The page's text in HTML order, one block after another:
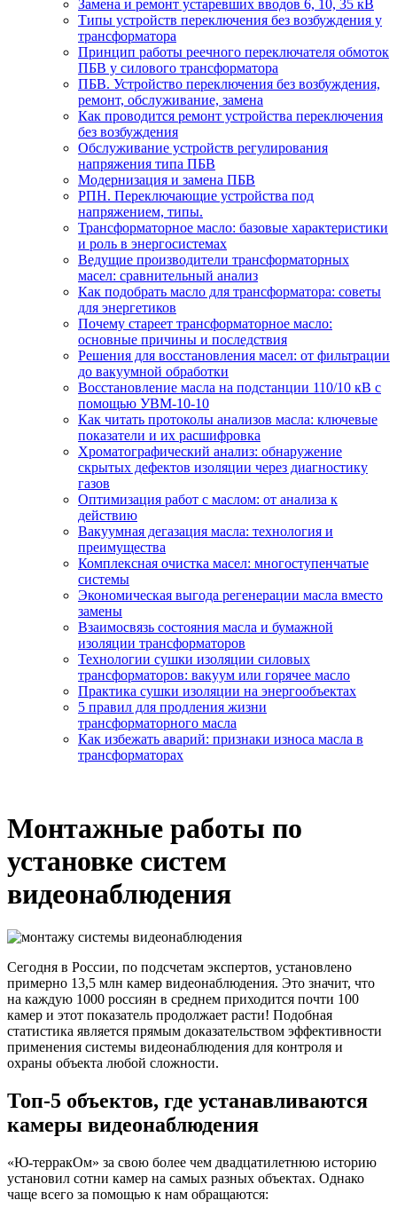
Замена и ремонт устаревших вводов 6, 10, 35 кВ
Типы устройств переключения без возбуждения у
трансформатора
Принцип работы реечного переключателя обмоток
ПБВ у силового трансформатора
ПБВ. Устройство переключения без возбуждения,
ремонт, обслуживание, замена
Как проводится ремонт устройства переключения
без возбуждения
Обслуживание устройств регулирования
напряжения типа ПБВ
Модернизация и замена ПБВ
РПН. Переключающие устройства под
напряжением, типы.
Трансформаторное масло: базовые характеристики
и роль в энергосистемах
Ведущие производители трансформаторных
масел: сравнительный анализ
Как подобрать масло для трансформатора: советы
для энергетиков
Почему стареет трансформаторное масло:
основные причины и последствия
Решения для восстановления масел: от фильтрации
до вакуумной обработки
Восстановление масла на подстанции 110/10 кВ с
помощью УВМ-10-10
Как читать протоколы анализов масла: ключевые
показатели и их расшифровка
Хроматографический анализ: обнаружение
скрытых дефектов изоляции через диагностику
газов
Оптимизация работ с маслом: от анализа к
действию
Вакуумная дегазация масла: технология и
преимущества
Комплексная очистка масел: многоступенчатые
системы
Экономическая выгода регенерации масла вместо
замены
Взаимосвязь состояния масла и бумажной
изоляции трансформаторов
Технологии сушки изоляции силовых
трансформаторов: вакуум или горячее масло
Практика сушки изоляции на энергообъектах
5 правил для продления жизни
трансформаторного масла
Как избежать аварий: признаки износа масла в
трансформаторах
Монтажные работы по
установке систем
видеонаблюдения
Сегодня в России, по подсчетам экспертов, установлено
примерно 13,5 млн камер видеонаблюдения. Это значит, что
на каждую 1000 россиян в среднем приходится почти 100
камер и этот показатель продолжает расти! Подобная
статистика является прямым доказательством эффективности
применения системы видеонаблюдения для контроля и
охраны объекта любой сложности.
Топ-5 объектов, где устанавливаются
камеры видеонаблюдения
«Ю-терракОм» за свою более чем двадцатилетнюю историю
установил сотни камер на самых разных объектах. Однако
чаще всего за помощью к нам обращаются: